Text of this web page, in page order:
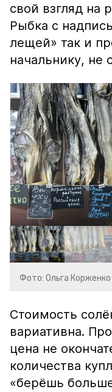
свой взгляд на
Рыбка с
лещей» так и
начальнику, не
Фото: Ольга
Стоимость
вариативна.
цена не
количества
«берёшь